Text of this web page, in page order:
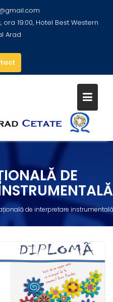
19:00, Hotel Best Western
Arad
DE
de interpretare instrumentală